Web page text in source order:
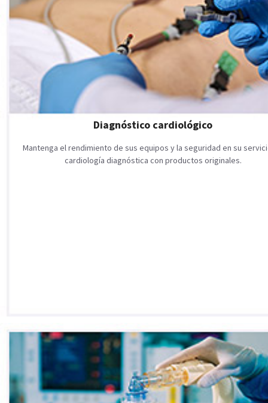
Diagnóstico cardiológico
Mantenga el rendimiento de sus equipos y la seguridad en su
cardiología diagnóstica con productos originales.